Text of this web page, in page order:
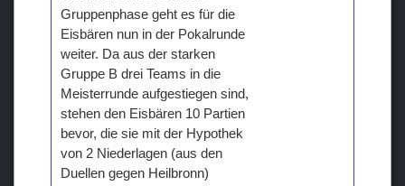
Gruppenphase geht es für die
Eisbären nun in der Pokalrunde
weiter. Da aus der starken
Gruppe B drei Teams in die
Meisterrunde aufgestiegen sind,
stehen den Eisbären 10 Partien
bevor, die sie mit der Hypothek
von 2 Niederlagen (aus den
Duellen gegen Heilbronn)